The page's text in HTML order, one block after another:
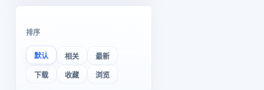
排序
默认 相关 最新
下载 收藏 浏览